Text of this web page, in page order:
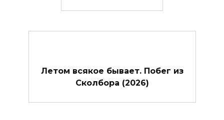
Летом всякое бывает. Побег из
Сколбора (2026)